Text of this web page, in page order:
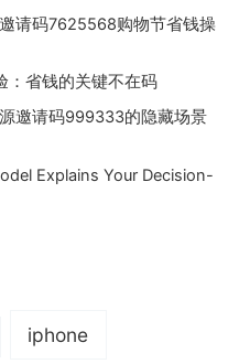
请码7625568购物节省钱操
：省钱的关键不在码
邀请码999333的隐藏场景
Explains Your Decision-
iphone